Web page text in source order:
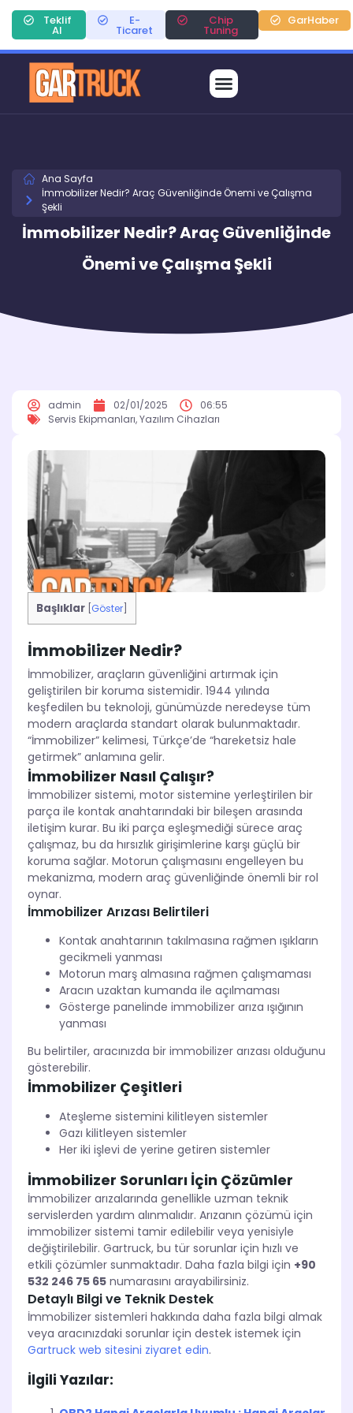
Teklif
Al
E-
Ticaret
Chip
Tuning
GarHaber
Ana Sayfa
İmmobilizer Nedir? Araç Güvenliğinde Önemi ve Çalışma
Şekli
İmmobilizer Nedir? Araç Güvenliğinde
Önemi ve Çalışma Şekli
admin 02/01/2025
06:55
Servis Ekipmanları,Yazılım Cihazları
Başlıklar Göster
İmmobilizer Nedir?
İmmobilizer, araçların güvenliğini artırmak için
geliştirilen bir koruma sistemidir. 1944 yılında
keşfedilen bu teknoloji, günümüzde neredeyse tüm
modern araçlarda standart olarak bulunmaktadır.
“İmmobilizer” kelimesi, Türkçe’de “hareketsiz hale
getirmek” anlamına gelir.
İmmobilizer Nasıl Çalışır?
İmmobilizer sistemi, motor sistemine yerleştirilen bir
parça ile kontak anahtarındaki bir bileşen arasında
iletişim kurar. Bu iki parça eşleşmediği sürece araç
çalışmaz, bu da hırsızlık girişimlerine karşı güçlü bir
koruma sağlar. Motorun çalışmasını engelleyen bu
mekanizma, modern araç güvenliğinde önemli bir rol
oynar.
İmmobilizer Arızası Belirtileri
Kontak anahtarının takılmasına rağmen ışıkların
gecikmeli yanması
Motorun marş almasına rağmen çalışmaması
Aracın uzaktan kumanda ile açılmaması
Gösterge panelinde immobilizer arıza ışığının
yanması
Bu belirtiler, aracınızda bir immobilizer arızası olduğunu
gösterebilir.
İmmobilizer Çeşitleri
Ateşleme sistemini kilitleyen sistemler
Gazı kilitleyen sistemler
Her iki işlevi de yerine getiren sistemler
İmmobilizer Sorunları İçin Çözümler
İmmobilizer arızalarında genellikle uzman teknik
servislerden yardım alınmalıdır. Arızanın çözümü için
immobilizer sistemi tamir edilebilir veya yenisiyle
değiştirilebilir. Gartruck, bu tür sorunlar için hızlı ve
etkili çözümler sunmaktadır. Daha fazla bilgi için +90
532 246 75 65 numarasını arayabilirsiniz.
Detaylı Bilgi ve Teknik Destek
İmmobilizer sistemleri hakkında daha fazla bilgi almak
veya aracınızdaki sorunlar için destek istemek için
Gartruck web sitesini ziyaret edin.
İlgili Yazılar: